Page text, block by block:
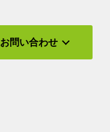
お問い合わせ